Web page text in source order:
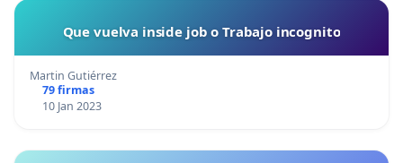
Que vuelva inside job o Trabajo incognito
Martin Gutiérrez
79 firmas
10 Jan 2023